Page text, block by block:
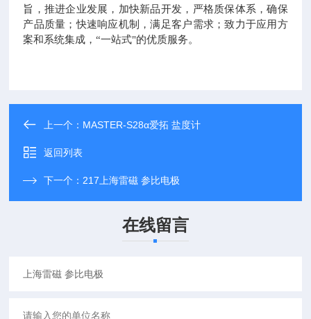
旨，推进企业发展，加快新品开发，严格质保体系，确保
产品质量；快速响应机制，满足客户需求；致力于应用方
案和系统集成，“一站式"的优质服务。
上一个： MASTER-S28α爱拓 盐度计
返回列表
下一个： 217上海雷磁 参比电极
在线留言